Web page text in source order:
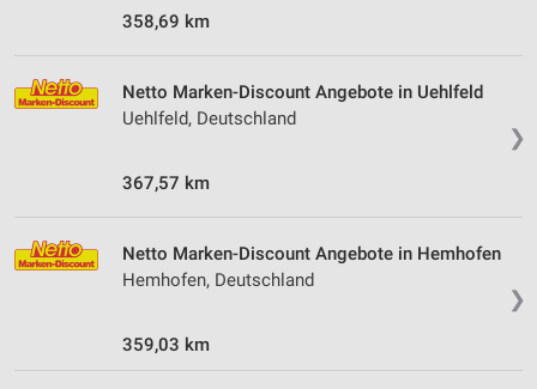
358,69 km
❯
Netto Marken-Discount Angebote in Uehlfeld
Uehlfeld, Deutschland
367,57 km
❯
Netto Marken-Discount Angebote in Hemhofen
Hemhofen, Deutschland
359,03 km